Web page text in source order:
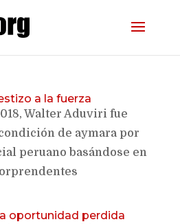
a la fuerza
Walter Aduviri fue
de aymara por
peruano basándose en
oportunidad perdida